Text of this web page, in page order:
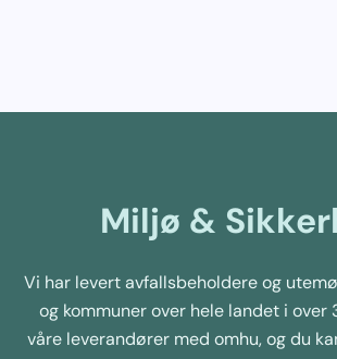
Miljø &
Vi har levert avfallsbeholdere og
og kommuner over hele landet i over
våre leverandører med omhu, og du